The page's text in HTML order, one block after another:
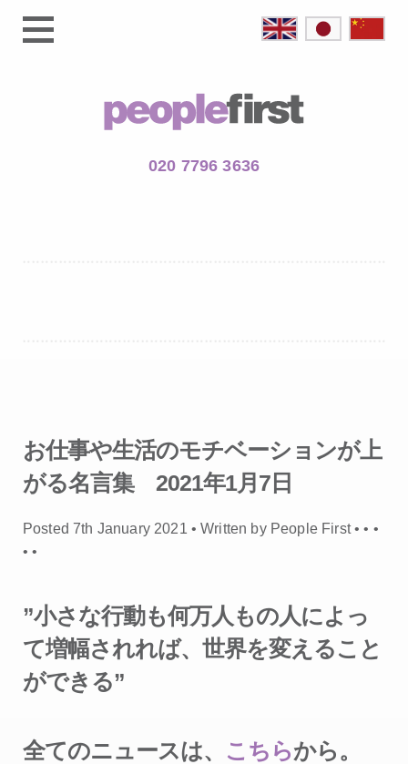
020 7796 3636
お仕事や生活のモチベーションが上
がる名言集 2021年1月7日
Posted 7th January 2021 • Written by People First •• •
••
”小さな行動も何万人もの人によっ
て増幅されれば、世界を変えること
ができる”
全てのニュースは、 こちらから。